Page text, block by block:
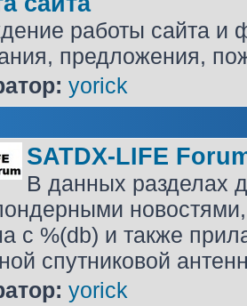
работы сайта и
предложения,
yorick
SATDX-LIFE
В данных разделах
с %(db) и также
спутниковой
yorick